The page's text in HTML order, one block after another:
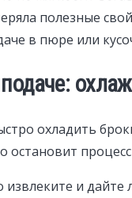
полезные
в пюре или
охладить
и дайте